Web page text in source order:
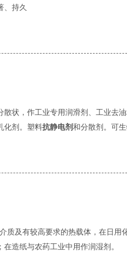
、持久
散状，作工业专用润滑剂、工业去
化剂。塑料抗静电剂和分散剂。可
质及有较高要求的热载体，在日
；在造纸与农药工业中用作润湿剂。